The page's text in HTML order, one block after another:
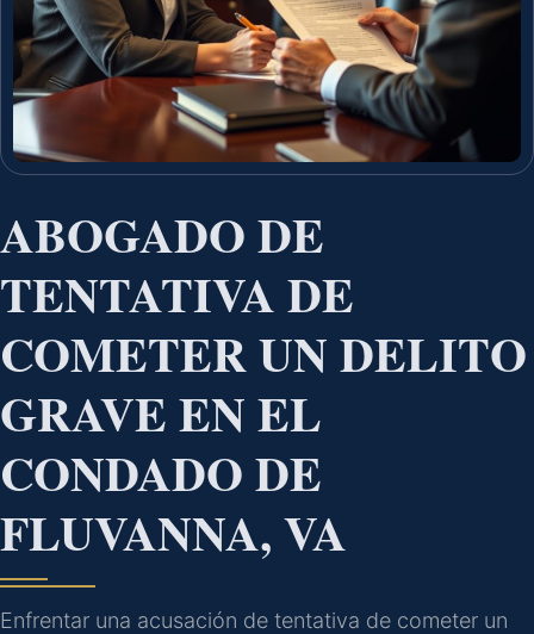
ABOGADO DE
TENTATIVA DE
COMETER UN DELITO
GRAVE EN EL
CONDADO DE
FLUVANNA, VA
Enfrentar una acusación de tentativa de cometer un